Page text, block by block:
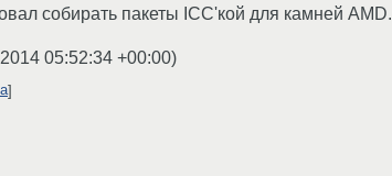
собирать пакеты ICC'кой для камней AMD.
05:52:34 +00:00)